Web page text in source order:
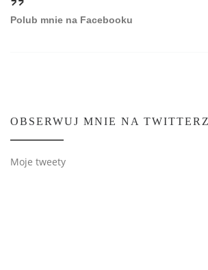
Polub mnie na Facebooku
OBSERWUJ MNIE NA
Moje tweety